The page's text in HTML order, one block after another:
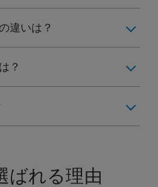
違いは？
？
ばれる理由